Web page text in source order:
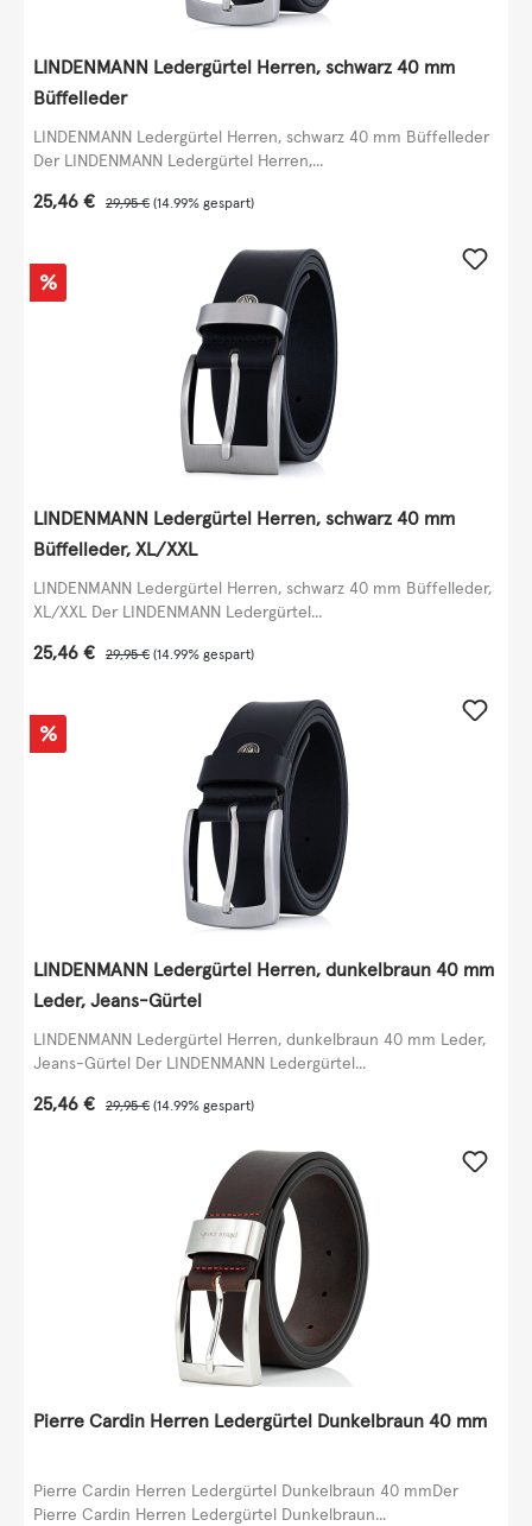
LINDENMANN Ledergürtel Herren, schwarz 40 mm
Büffelleder
LINDENMANN Ledergürtel Herren, schwarz 40 mm Büffelleder
Der LINDENMANN Ledergürtel Herren,...
Verkaufspreis:
25,46 € Regulärer Preis:
29,95 € (14.99% gespart)
Rabatt
%
LINDENMANN Ledergürtel Herren, schwarz 40 mm
Büffelleder, XL/XXL
LINDENMANN Ledergürtel Herren, schwarz 40 mm Büffelleder,
XL/XXL Der LINDENMANN Ledergürtel...
Verkaufspreis:
25,46 € Regulärer Preis:
29,95 € (14.99% gespart)
Rabatt
%
LINDENMANN Ledergürtel Herren, dunkelbraun 40 mm
Leder, Jeans-Gürtel
LINDENMANN Ledergürtel Herren, dunkelbraun 40 mm Leder,
Jeans-Gürtel Der LINDENMANN Ledergürtel...
Verkaufspreis:
25,46 € Regulärer Preis:
29,95 € (14.99% gespart)
Pierre Cardin Herren Ledergürtel Dunkelbraun 40 mm
Pierre Cardin Herren Ledergürtel Dunkelbraun 40 mmDer
Pierre Cardin Herren Ledergürtel Dunkelbraun...